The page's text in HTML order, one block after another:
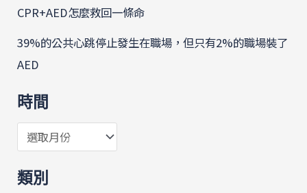
CPR+AED怎麼救回一條命
39%的公共心跳停止發生在職場，但只有2%的職場裝了
AED
時間
類別